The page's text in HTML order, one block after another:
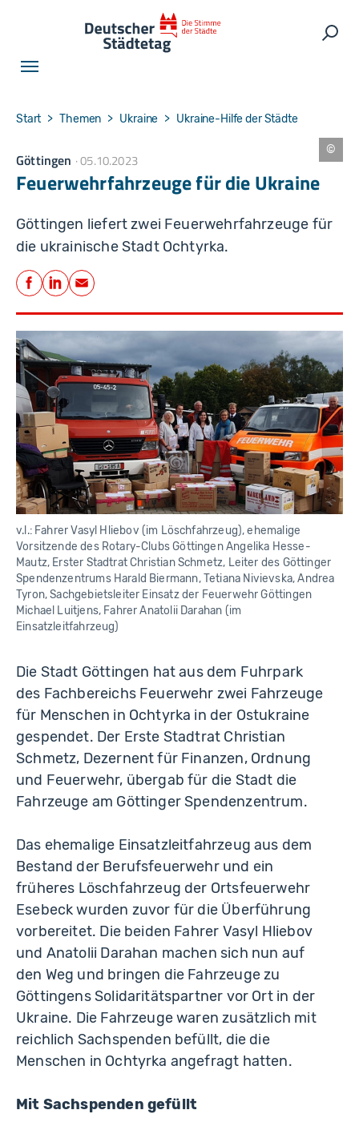
You are here:
Start Themen Ukraine Ukraine-Hilfe der Städte
Göttingen 05.10.2023
Feuerwehrfahrzeuge für die Ukraine
Göttingen liefert zwei Feuerwehrfahrzeuge für
die ukrainische Stadt Ochtyrka.
Teilen
Facebook
LinkedIn
E-Mail
S
ö
v.l.: Fahrer Vasyl Hliebov (im Löschfahrzeug), ehemalige
Vorsitzende des Rotary-Clubs Göttingen Angelika Hesse-
Mautz, Erster Stadtrat Christian Schmetz, Leiter des Göttinger
Spendenzentrums Harald Biermann, Tetiana Nivievska, Andrea
Tyron, Sachgebietsleiter Einsatz der Feuerwehr Göttingen
Michael Luitjens, Fahrer Anatolii Darahan (im
Einsatzleitfahrzeug)
Die Stadt Göttingen hat aus dem Fuhrpark
des Fachbereichs Feuerwehr zwei Fahrzeuge
für Menschen in Ochtyrka in der Ostukraine
gespendet. Der Erste Stadtrat Christian
Schmetz, Dezernent für Finanzen, Ordnung
und Feuerwehr, übergab für die Stadt die
Fahrzeuge am Göttinger Spendenzentrum.
Das ehemalige Einsatzleitfahrzeug aus dem
Bestand der Berufsfeuerwehr und ein
früheres Löschfahrzeug der Ortsfeuerwehr
Esebeck wurden zuvor für die Überführung
vorbereitet. Die beiden Fahrer Vasyl Hliebov
und Anatolii Darahan machen sich nun auf
den Weg und bringen die Fahrzeuge zu
Göttingens Solidaritätspartner vor Ort in der
Ukraine. Die Fahrzeuge waren zusätzlich mit
reichlich Sachspenden befüllt, die die
Menschen in Ochtyrka angefragt hatten.
Mit Sachspenden gefüllt